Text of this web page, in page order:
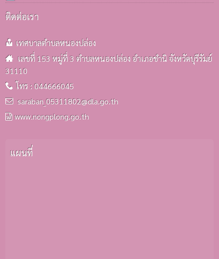
รถบรรทุก(ดีเซล) ประจำกองคลังฯ
ติดต่อเรา
เทศบาลตำบลหนองปล่อง
เลขที่ 153 หมู่ที่ 3 ตำบลหนองปล่อง อำเภอชำนิ จังหวัดบุรีรัมย์
31110
โทร : 044666045
saraban_05311802@dla.go.th
www.nongplong.go.th
แผนที่